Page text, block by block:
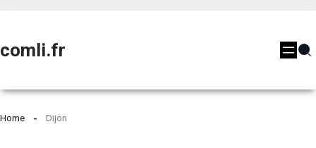
comli.fr
Home Dijon